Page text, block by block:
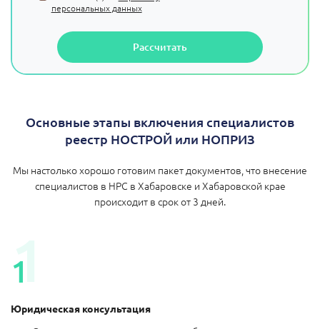
персональных данных
Рассчитать
Основные этапы включения специалистов
реестр НОСТРОЙ или НОПРИЗ
Мы настолько хорошо готовим пакет документов, что внесение
специалистов в НРС в Хабаровске и Хабаровской крае
происходит в срок от 3 дней.
1
1
Юридическая консультация